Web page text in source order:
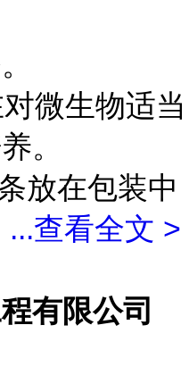
微生物适当
。
放在包装中
...查看全文 >
有限公司